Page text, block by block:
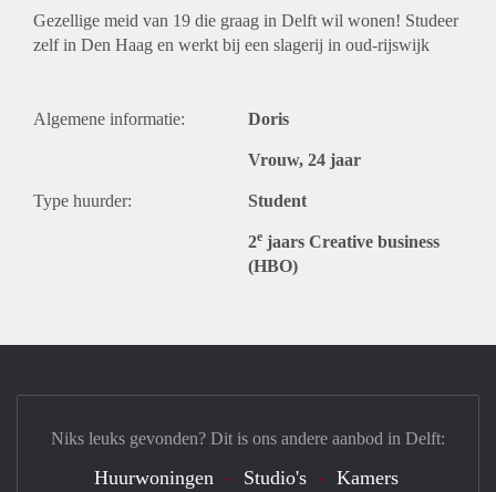
Gezellige meid van 19 die graag in Delft wil wonen! Studeer
zelf in Den Haag en werkt bij een slagerij in oud-rijswijk
Algemene informatie: Doris
Vrouw, 24 jaar
Type huurder: Student
2e jaars Creative business
(HBO)
Niks leuks gevonden? Dit is ons andere aanbod in Delft:
Huurwoningen Studio's Kamers